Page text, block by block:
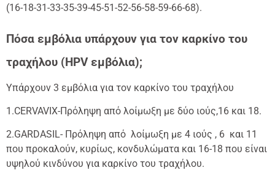
(16-18-31-33-35-39-45-51-52-56-58-59-66-68).
Πόσα εμβόλια υπάρχουν για τον καρκίνο του
τραχήλου (HPVεμβόλια);
Υπάρχουν 3 εμβόλια για τον καρκίνο του τραχήλου
1.CERVAVIX-Πρόληψη από λοίμωξη με δύο ιούς,16 και 18.
2.GARDASIL- Πρόληψη από λοίμωξη με 4 ιούς , 6 και 11
που προκαλούν, κυρίως, κονδυλώματα και 16-18 που είναι
υψηλού κινδύνου για καρκίνο του τραχήλου.